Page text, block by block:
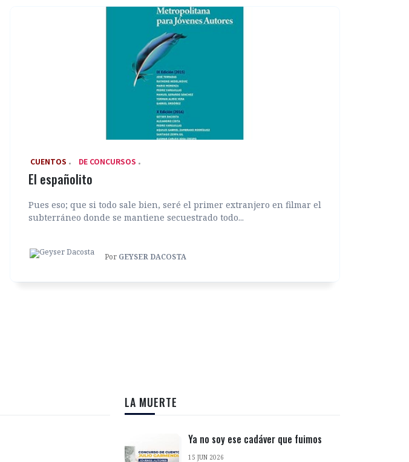
‎ CUENTOS DE CONCURSOS
El españolito
Pues eso; que si todo sale bien, seré el primer extranjero en filmar el
subterráneo donde se mantiene secuestrado todo...
Por GEYSER DACOSTA
LA MUERTE
Ya no soy ese cadáver que fuimos
15 JUN 2026